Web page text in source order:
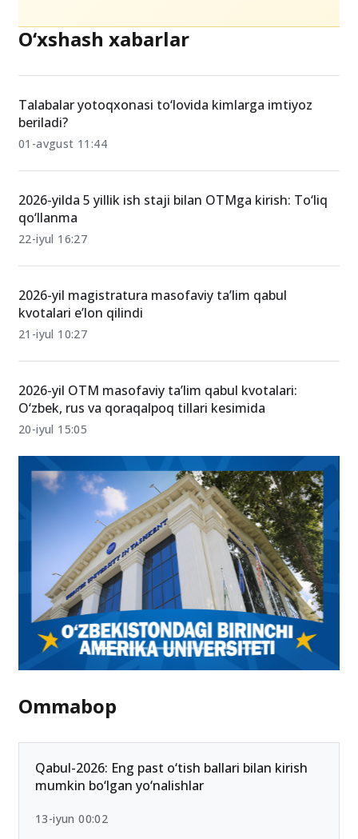
O‘xshash xabarlar
Talabalar yotoqxonasi to‘lovida kimlarga imtiyoz
beriladi?
01-avgust 11:44
2026-yilda 5 yillik ish staji bilan OTMga kirish: To‘liq
qo‘llanma
22-iyul 16:27
2026-yil magistratura masofaviy ta’lim qabul
kvotalari e’lon qilindi
21-iyul 10:27
2026-yil OTM masofaviy ta’lim qabul kvotalari:
O‘zbek, rus va qoraqalpoq tillari kesimida
20-iyul 15:05
Ommabop
Qabul-2026: Eng past o‘tish ballari bilan kirish
mumkin bo‘lgan yo‘nalishlar
13-iyun 00:02